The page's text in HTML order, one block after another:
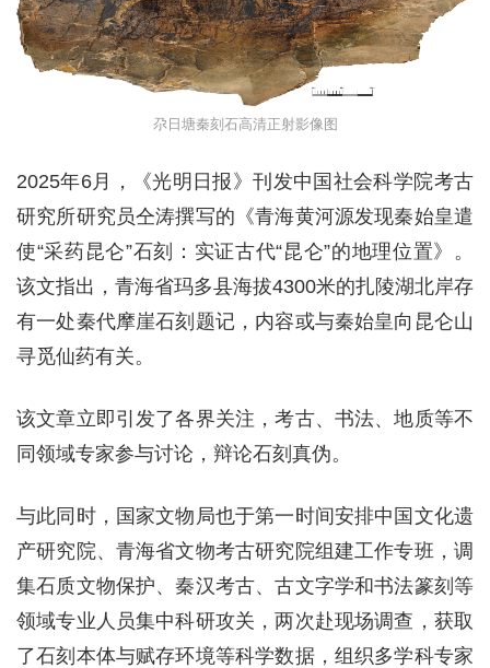
尕日塘秦刻石高清正射影像图
2025年6月，《光明日报》刊发中国社会科学院考古
研究所研究员仝涛撰写的《青海黄河源发现秦始皇遣
使“采药昆仑”石刻：实证古代“昆仑”的地理位置》。
该文指出，青海省玛多县海拔4300米的扎陵湖北岸存
有一处秦代摩崖石刻题记，内容或与秦始皇向昆仑山
寻觅仙药有关。
该文章立即引发了各界关注，考古、书法、地质等不
同领域专家参与讨论，辩论石刻真伪。
与此同时，国家文物局也于第一时间安排中国文化遗
产研究院、青海省文物考古研究院组建工作专班，调
集石质文物保护、秦汉考古、古文字学和书法篆刻等
领域专业人员集中科研攻关，两次赴现场调查，获取
了石刻本体与赋存环境等科学数据，组织多学科专家